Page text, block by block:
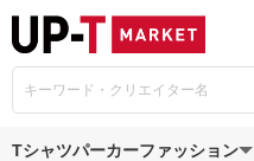
Tシャツパーカーファッション